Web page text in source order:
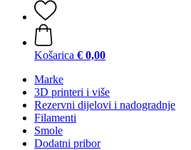
Košarica € 0,00
Marke
3D printeri i više
Rezervni dijelovi i nadogradnje
Filamenti
Smole
Dodatni pribor